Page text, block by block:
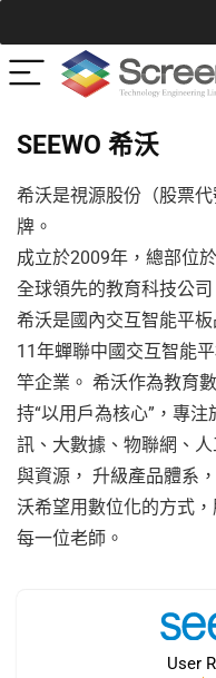
SEEWO 希沃
希沃是視源股份（股票
牌。
成立於2009年，總部位
全球領先的教育科技公司
希沃是國內交互智能平
11年蟬聯中國交互智能
竿企業。 希沃作為教育
持“以用戶為核心”，專
訊、大數據、物聯網、
與資源， 升級產品體系
沃希望用數位化的方式
每一位老師。
User